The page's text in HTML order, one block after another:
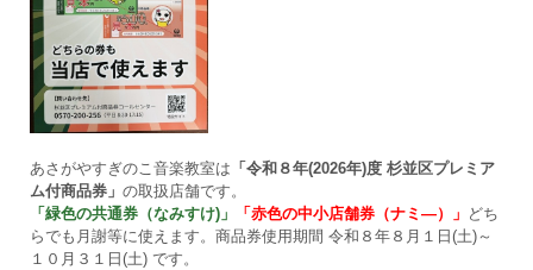
あさがやすぎのこ音楽教室は 「令和８年(2026年)度 杉並区プレミア
ム付商品券」 の取扱店舗です。
「緑色の共通券（なみすけ)」
「赤色の中小店舗券（ナミ―）」 どち
らでも月謝等に使えます。商品券使用期間 令和８年８月１日(土)～
１０月３１日(土) です。